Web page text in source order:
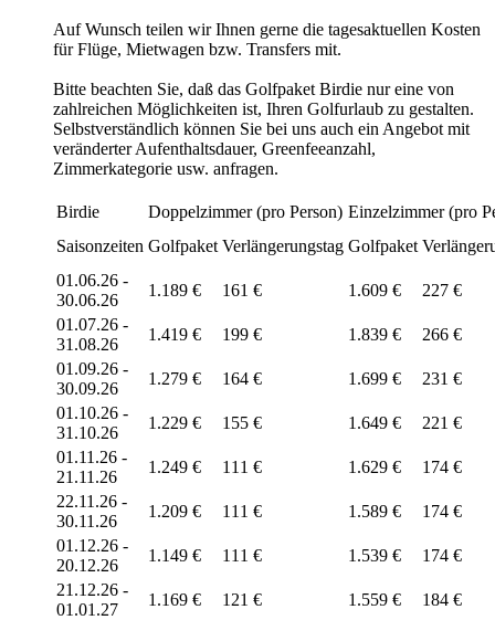
Auf Wunsch teilen wir Ihnen gerne die tagesaktuellen Kosten
für Flüge, Mietwagen bzw. Transfers mit.
Bitte beachten Sie, daß das Golfpaket Birdie nur eine von
zahlreichen Möglichkeiten ist, Ihren Golfurlaub zu gestalten.
Selbstverständlich können Sie bei uns auch ein Angebot mit
veränderter Aufenthaltsdauer, Greenfeeanzahl,
Zimmerkategorie usw. anfragen.
Birdie Doppelzimmer (pro Person) Einzelzimmer (pro
Saisonzeiten Golfpaket Verlängerungstag Golfpaket
01.06.26 -
30.06.26
1.189 € 161 € 1.609 €
227 €
01.07.26 -
31.08.26
1.419 € 199 € 1.839 €
266 €
01.09.26 -
30.09.26
1.279 € 164 € 1.699 €
231 €
01.10.26 -
31.10.26
1.229 € 155 € 1.649 €
221 €
01.11.26 -
21.11.26
1.249 € 111 € 1.629 €
174 €
22.11.26 -
30.11.26
1.209 € 111 € 1.589 €
174 €
01.12.26 -
20.12.26
1.149 € 111 € 1.539 €
174 €
21.12.26 -
01.01.27
1.169 € 121 € 1.559 €
184 €